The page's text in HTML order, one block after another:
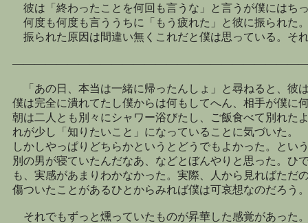
彼は「終わったことを何回も言うな」と言うが僕にはち
何度も何度も言ううちに「もう疲れた」と彼に振られた
振られた原因は間違い無くこれだと僕は思っている。
「あの日、本当は一緒に帰ったんしょ」と尋ねると、彼
僕は完全に潰れてたし僕からは何もしてへん、相手が僕に
朝は二人とも別々にシャワー浴びたし、ご飯食べて別れた
れが少し「知りたいこと」になっていることに気づいた。
しかしやっぱりどちらかというとどうでもよかった。と
別の男が寝ていたんだなあ、などとぼんやりと思った。ひ
も、実感があまりわかなかった。実際、人から見ればた
傷ついたことがあるひとからみれば僕は可哀想なのだろう
それでもずっと燻っていたものが昇華した感覚があった